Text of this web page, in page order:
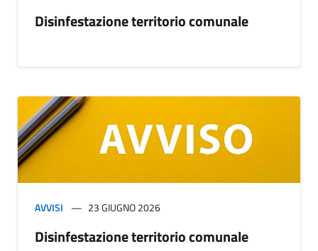
Disinfestazione territorio comunale
AVVISI 23 GIUGNO 2026
Disinfestazione territorio comunale